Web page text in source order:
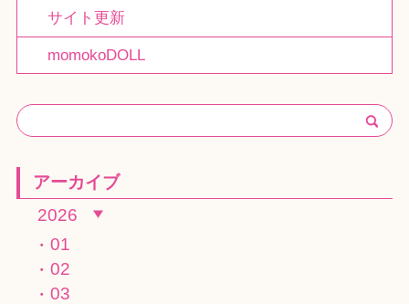
サイト更新
momokoDOLL
アーカイブ
2026
01
02
03